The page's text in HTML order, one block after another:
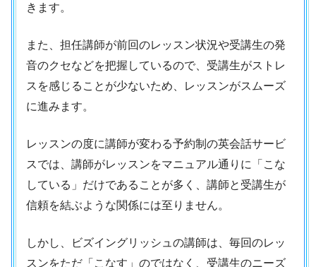
きます。
また、担任講師が前回のレッスン状況や受講生の発
音のクセなどを把握しているので、受講生がストレ
スを感じることが少ないため、レッスンがスムーズ
に進みます。
レッスンの度に講師が変わる予約制の英会話サービ
スでは、講師がレッスンをマニュアル通りに「こな
している」だけであることが多く、講師と受講生が
信頼を結ぶような関係には至りません。
しかし、ビズイングリッシュの講師は、毎回のレッ
スンをただ「こなす」のではなく、受講生のニーズ